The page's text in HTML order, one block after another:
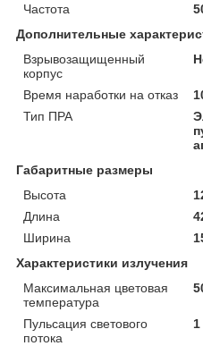
Частота
Дополнительные
Взрывозащищенный
корпус
Время наработки на отказ
Тип ПРА
Габаритные размеры
Высота
Длина
Ширина
Характеристики излучения
Максимальная цветовая
температура
Пульсация светового
потока
1